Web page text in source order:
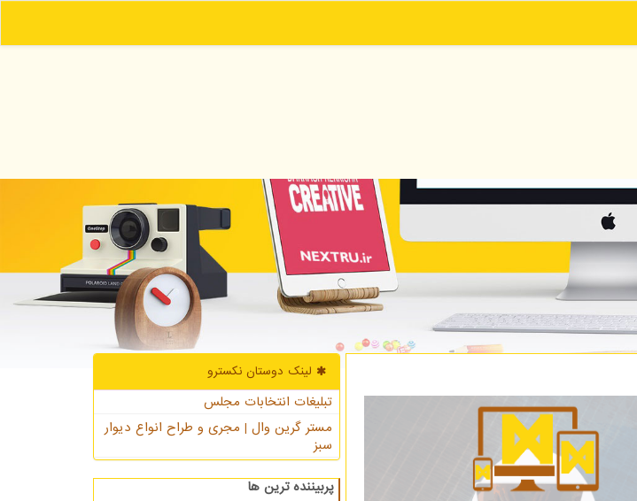
لینک دوستان نكسترو
تبلیغات انتخابات مجلس
مستر گرین وال | مجری و طراح انواع دیوار
سبز
پربیننده ترین ها